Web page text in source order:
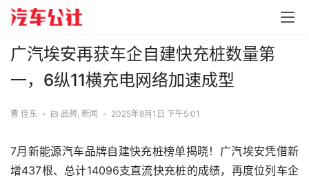
广汽埃安再获车企自建快充桩数量第
一，6纵11横充电网络加速成型
曹 佳东 • 品牌, 新闻 • 2025年8月1日 下午5:01
7月新能源汽车品牌自建快充桩榜单揭晓！广汽埃安凭借新
增437根、总计14096支直流快充桩的成绩，再度位列车企